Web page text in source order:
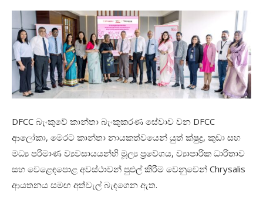
DFCC බැංකුවේ කාන්තා බැංකුකරණ සේවාව වන DFCC
ආලෝකා, මෙරට කාන්තා නායකත්වයෙන් යුත් ක්ෂුද්‍ර, කුඩා සහ
මධ්‍ය පරිමාණ ව්‍යවසායයන්හි මූල්‍ය ප්‍රවේශය, ව්‍යාපාරික ධාරිතාව
සහ වෙළෙඳපොළ අවස්ථාවන් පුළුල් කිරීම වෙනුවෙන් Chrysalis
ආයතනය සමඟ අත්වැල් බැඳගෙන ඇත.